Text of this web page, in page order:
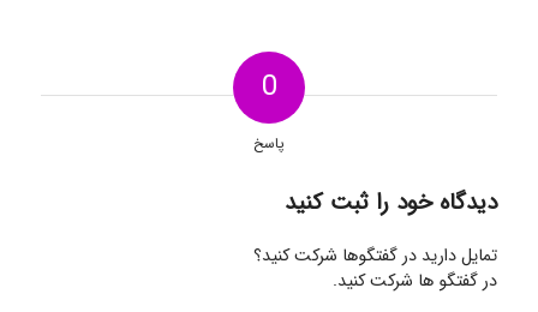
0
پاسخ
دیدگاه خود را ثبت کنید
تمایل دارید در گفتگوها شرکت کنید؟
در گفتگو ها شرکت کنید.